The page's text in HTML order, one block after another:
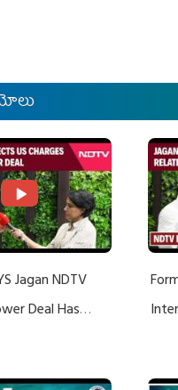
Jagan NDTV
Deal Has